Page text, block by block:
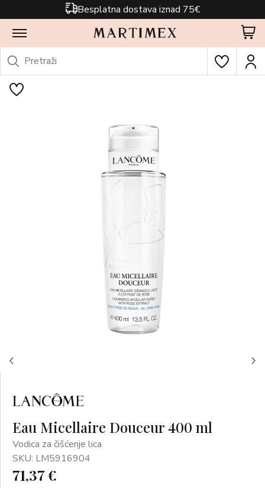
Besplatna dostava iznad 75€
Eau Micellaire Douceur 400 ml
Vodica za čišćenje lica
SKU: LM5916904
71,37 €